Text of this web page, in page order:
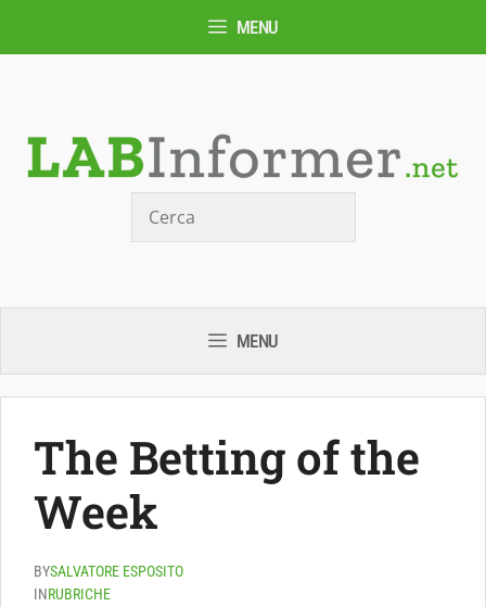
MENU
MENU
The Betting of the
Week
BYSALVATORE ESPOSITO
INRUBRICHE